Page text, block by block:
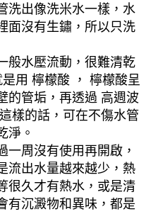
洗出像洗米水一樣，水
面沒有生鏽，所以只洗
般水壓流動，很難清乾
用 檸檬酸 ， 檸檬酸呈
的管垢，再透過 高週波
樣的話，可在不傷水管
淨。
一周沒有使用再開啟，
流出水量越來越少，熱
很久才有熱水，或是清
有沉澱物和異味，都是